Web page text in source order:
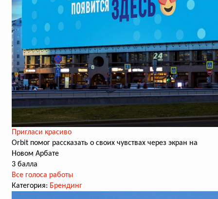
Пригласи красиво
Orbit помог рассказать о своих чувствах через экран на
Новом Арбате
3 балла
Все голоса работы
Категория: Брендинг